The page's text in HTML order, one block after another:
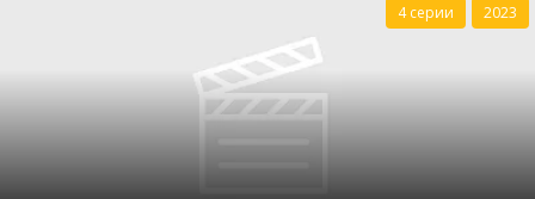
4 серии 2023